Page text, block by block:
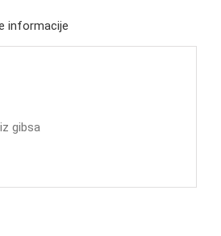
informacije
gibsa